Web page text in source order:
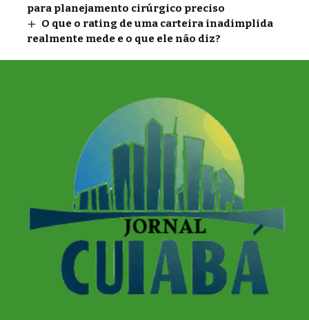
para planejamento cirúrgico preciso
O que o rating de uma carteira inadimplida
realmente mede e o que ele não diz?